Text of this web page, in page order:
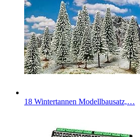
18 Wintertannen Modellbausatz,…